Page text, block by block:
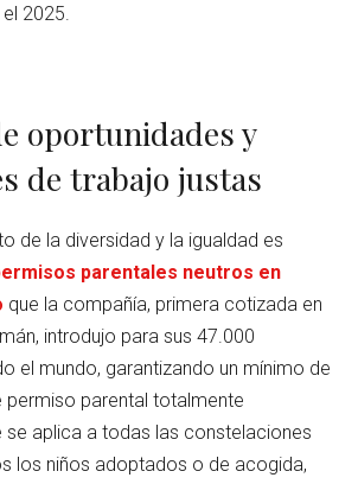
2025.
oportunidades y
de trabajo justas
de la diversidad y la igualdad es
parentales neutros en
que la compañía, primera cotizada en
introdujo para sus 47.000
el mundo, garantizando un mínimo de
permiso parental totalmente
se aplica a todas las constelaciones
los niños adoptados o de acogida,